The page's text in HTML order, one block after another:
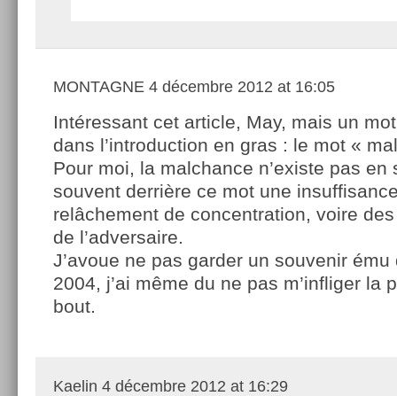
MONTAGNE 4 décembre 2012 at 16:05
Intéressant cet article, May, mais un
dans l’introduction en gras : le mot «
Pour moi, la malchance n’existe pas en
souvent derrière ce mot une
relâchement de concentration, voire
de l’adversaire.
J’avoue ne pas garder un souvenir
2004, j’ai même du ne pas m’infliger la
bout.
Kaelin 4 décembre 2012 at 16:29